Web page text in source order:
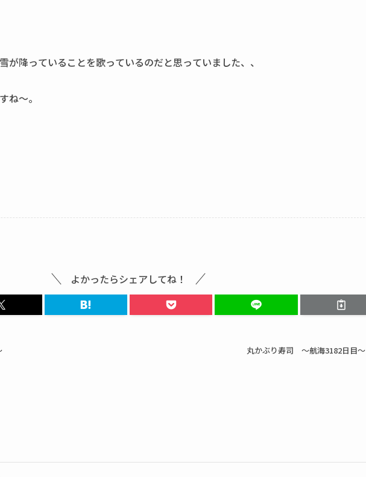
が降っていることを歌っているのだと思っていました、、
ね～。
よかったらシェアしてね！
丸かぶり寿司 ～航海3182日目～